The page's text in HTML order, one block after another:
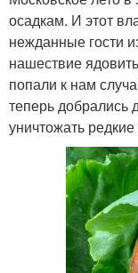
осадкам. И этот
нежданные гости
нашествие
попали к нам
теперь добрались
уничтожать